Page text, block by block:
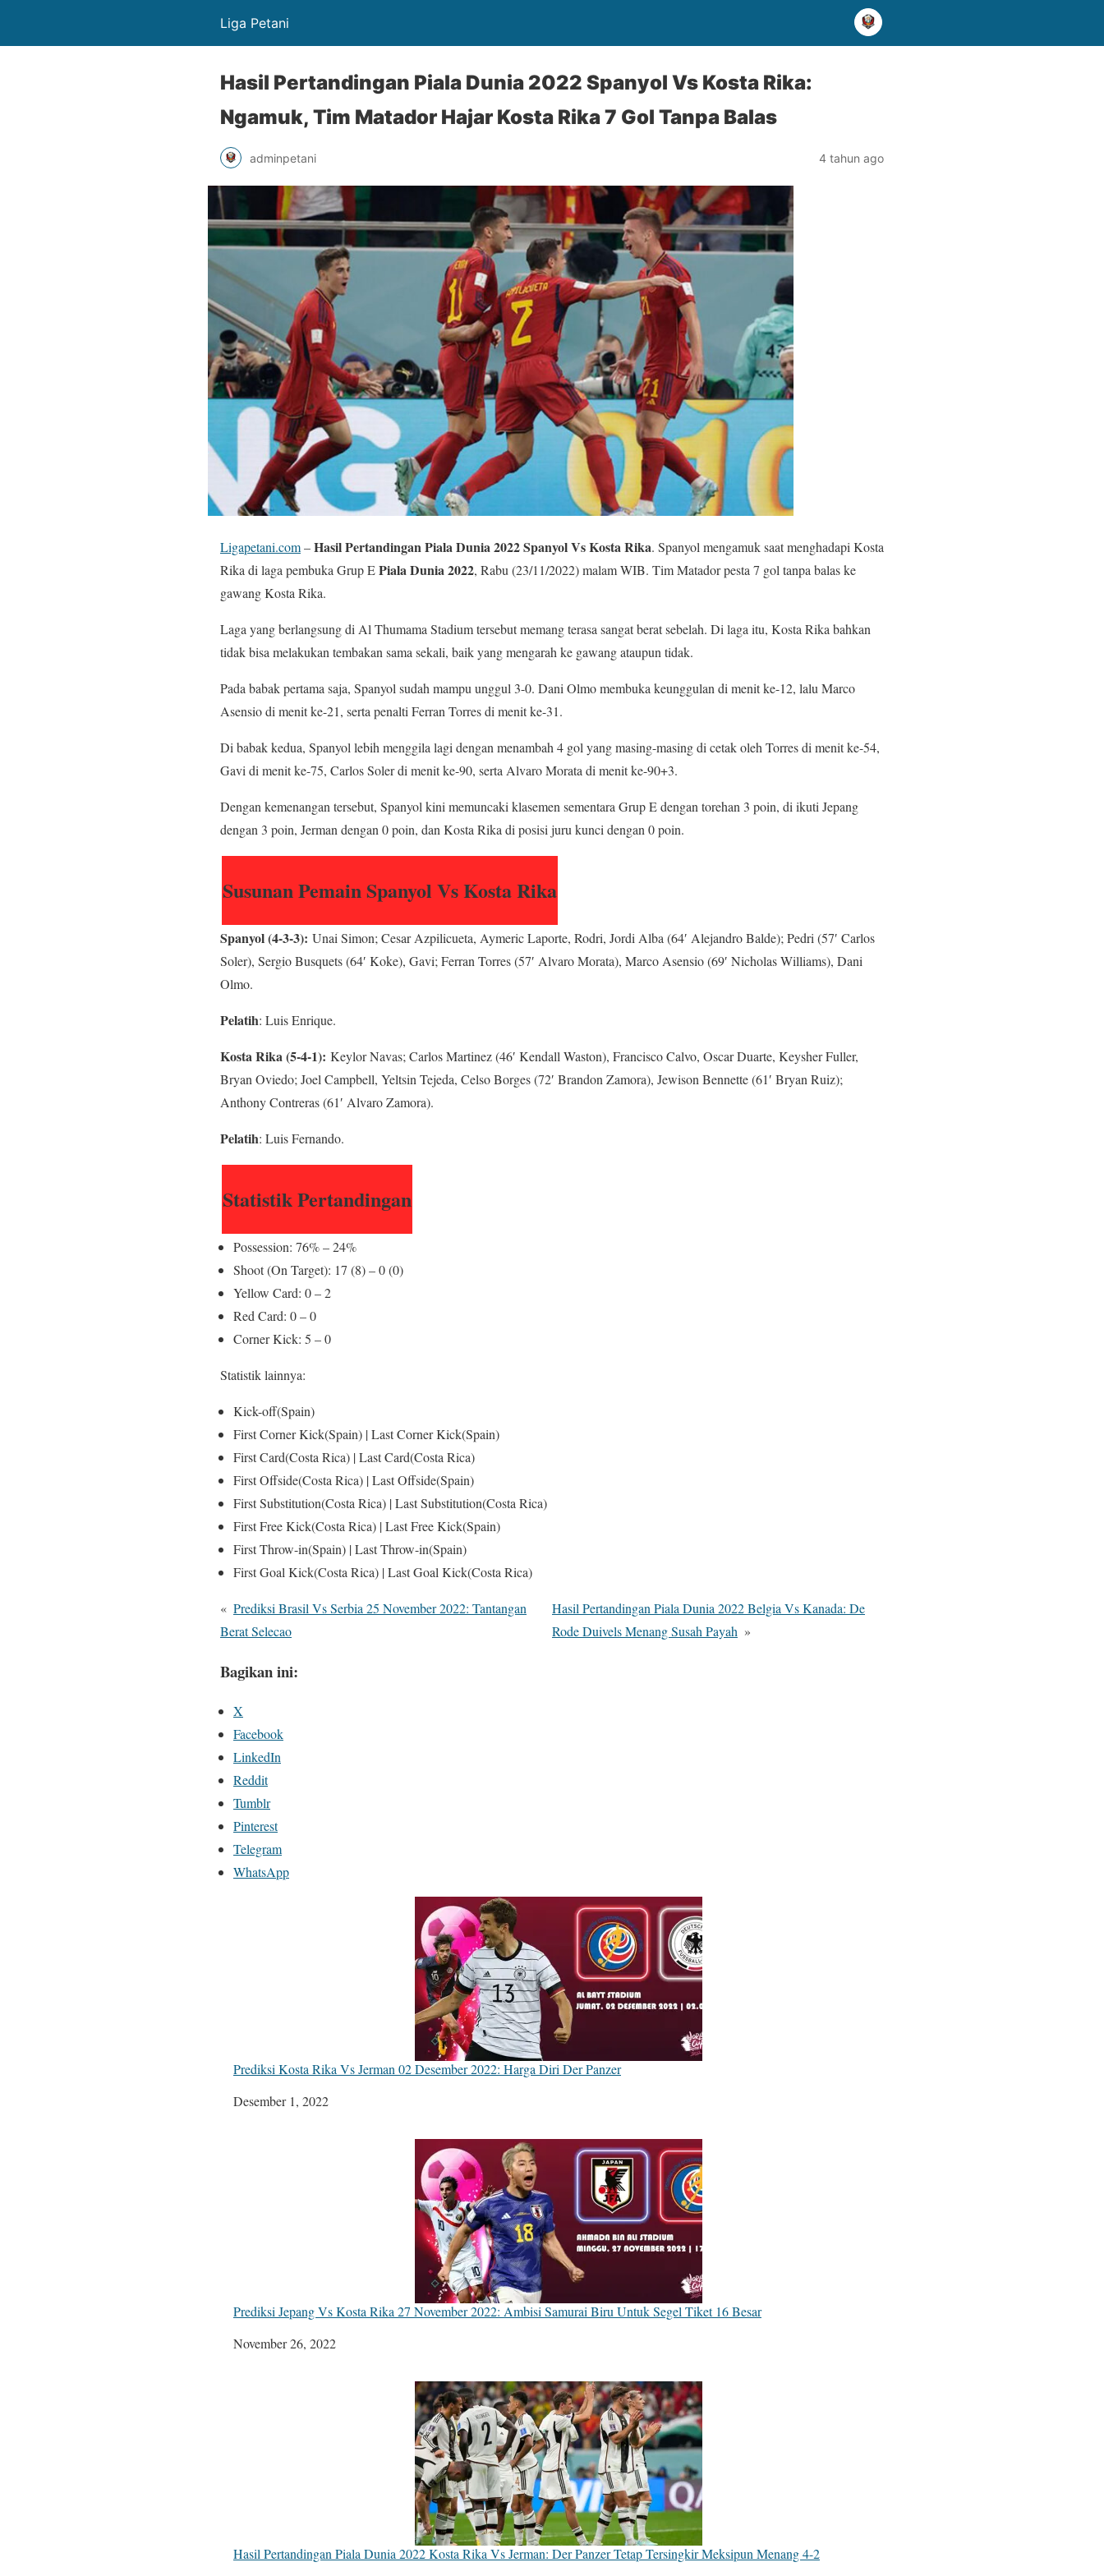
Liga Petani
Hasil Pertandingan Piala Dunia 2022 Spanyol Vs Kosta Rika:
Ngamuk, Tim Matador Hajar Kosta Rika 7 Gol Tanpa Balas
adminpetani 4 tahun ago
Ligapetani.com–Hasil Pertandingan Piala Dunia 2022 Spanyol Vs Kosta Rika. Spanyol mengamuk saat menghadapi Kosta
Rika di laga pembuka Grup EPiala Dunia 2022, Rabu (23/11/2022) malam WIB. Tim Matador pesta 7 gol tanpa balas ke
gawang Kosta Rika.
Laga yang berlangsung di Al Thumama Stadium tersebut memang terasa sangat berat sebelah. Di laga itu, Kosta Rika bahkan
tidak bisa melakukan tembakan sama sekali, baik yang mengarah ke gawang ataupun tidak.
Pada babak pertama saja, Spanyol sudah mampu unggul 3-0. Dani Olmo membuka keunggulan di menit ke-12, lalu Marco
Asensio di menit ke-21, serta penalti Ferran Torres di menit ke-31.
Di babak kedua, Spanyol lebih menggila lagi dengan menambah 4 gol yang masing-masing di cetak oleh Torres di menit ke-54,
Gavi di menit ke-75, Carlos Soler di menit ke-90, serta Alvaro Morata di menit ke-90+3.
Dengan kemenangan tersebut, Spanyol kini memuncaki klasemen sementara Grup E dengan torehan 3 poin, di ikuti Jepang
dengan 3 poin, Jerman dengan 0 poin, dan Kosta Rika di posisi juru kunci dengan 0 poin.
Susunan Pemain Spanyol Vs Kosta Rika
Spanyol (4-3-3): Unai Simon; Cesar Azpilicueta, Aymeric Laporte, Rodri, Jordi Alba (64′ Alejandro Balde); Pedri (57′ Carlos
Soler), Sergio Busquets (64′ Koke), Gavi; Ferran Torres (57′ Alvaro Morata), Marco Asensio (69′ Nicholas Williams), Dani
Olmo.
Pelatih: Luis Enrique.
Kosta Rika (5-4-1): Keylor Navas; Carlos Martinez (46′ Kendall Waston), Francisco Calvo, Oscar Duarte, Keysher Fuller,
Bryan Oviedo; Joel Campbell, Yeltsin Tejeda, Celso Borges (72′ Brandon Zamora), Jewison Bennette (61′ Bryan Ruiz);
Anthony Contreras (61′ Alvaro Zamora).
Pelatih: Luis Fernando.
Statistik Pertandingan
Possession: 76% – 24%
Shoot (On Target): 17 (8) – 0 (0)
Yellow Card: 0 – 2
Red Card: 0 – 0
Corner Kick: 5 – 0
Statistik lainnya:
Kick-off(Spain)
First Corner Kick(Spain) | Last Corner Kick(Spain)
First Card(Costa Rica) | Last Card(Costa Rica)
First Offside(Costa Rica) | Last Offside(Spain)
First Substitution(Costa Rica) | Last Substitution(Costa Rica)
First Free Kick(Costa Rica) | Last Free Kick(Spain)
First Throw-in(Spain) | Last Throw-in(Spain)
First Goal Kick(Costa Rica) | Last Goal Kick(Costa Rica)
« Prediksi Brasil Vs Serbia 25 November 2022: Tantangan
Berat Selecao
Hasil Pertandingan Piala Dunia 2022 Belgia Vs Kanada: De
Rode Duivels Menang Susah Payah »
Bagikan ini:
X
Facebook
LinkedIn
Reddit
Tumblr
Pinterest
Telegram
WhatsApp
Prediksi Kosta Rika Vs Jerman 02 Desember 2022: Harga Diri Der Panzer
Tanggal
Desember 1, 2022
Prediksi Jepang Vs Kosta Rika 27 November 2022: Ambisi Samurai Biru Untuk Segel Tiket 16 Besar
Tanggal
November 26, 2022
Hasil Pertandingan Piala Dunia 2022 Kosta Rika Vs Jerman: Der Panzer Tetap Tersingkir Meksipun Menang 4-2